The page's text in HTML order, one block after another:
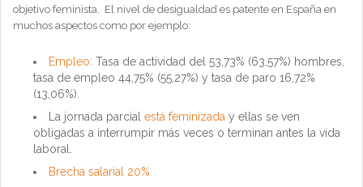
objetivo feminista. El nivel de desigualdad es patente en España en
muchos aspectos como por ejemplo:
Empleo: Tasa de actividad del 53,73% (63,57%) hombres,
tasa de empleo 44,75% (55,27%) y tasa de paro 16,72%
(13,06%).
La jornada parcial está feminizada y ellas se ven
obligadas a interrumpir más veces o terminan antes la vida
laboral.
Brecha salarial 20%